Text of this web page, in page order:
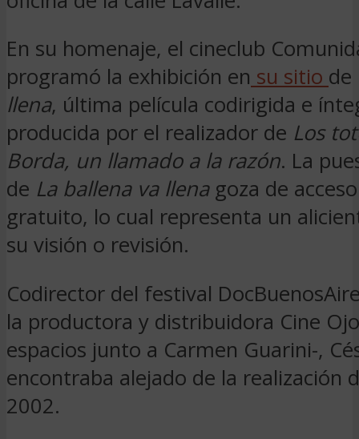
En su homenaje, el cineclub
programó la exhibición en su sitio de
llena, última película codirigida e
producida por el realizador de Los
Borda, un llamado a la razón. La
de La ballena va llenagoza de
gratuito, lo cual representa un
su visión o revisión.
Codirector del festival
la productora y distribuidora Cine
espacios junto a Carmen Guarini-,
encontraba alejado de la realización
2002.